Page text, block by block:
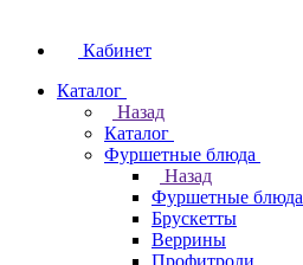
Кабинет
Каталог
Назад
Каталог
Фуршетные блюда
Назад
Фуршетные блюда
Брускетты
Веррины
Профитроли